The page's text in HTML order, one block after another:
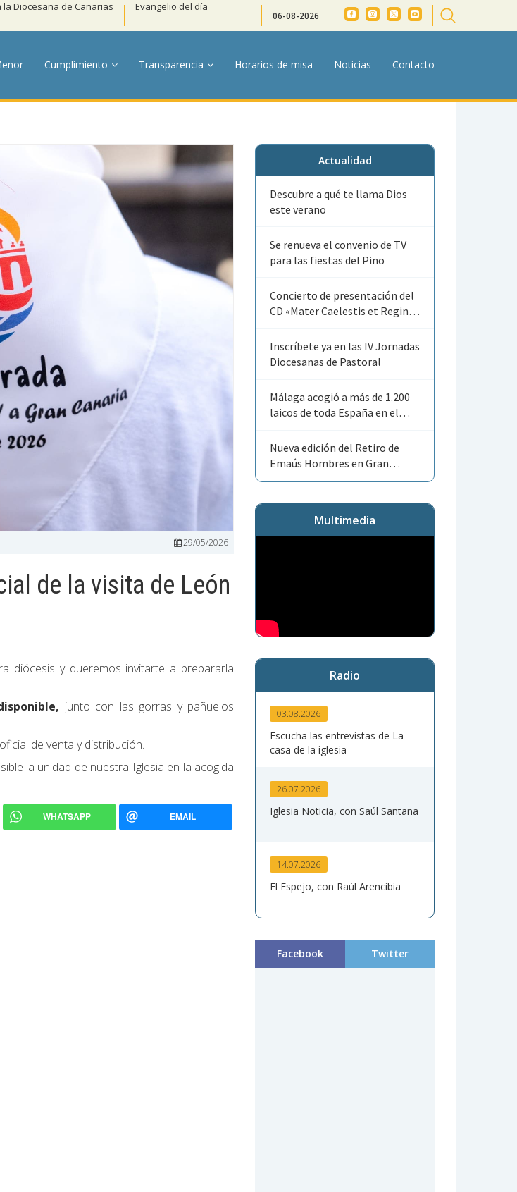
la Diocesana de Canarias Evangelio del día
06-08-2026
Cumplimiento Transparencia Horarios de misa Noticias Contacto
29/05/2026
de la visita de León
diócesis y queremos invitarte a prepararla
junto con las gorras y pañuelos
de venta y distribución.
la unidad de nuestra Iglesia en la acogida
WHATSAPP EMAIL
Actualidad
Descubre a qué te llama Dios
este verano
Se renueva el convenio de TV
para las fiestas del Pino
Concierto de presentación del
CD «Mater Caelestis et Regina
Inscríbete ya en las IV Jornadas
Diocesanas de Pastoral
Málaga acogió a más de 1.200
laicos de toda España en el
Nueva edición del Retiro de
Emaús Hombres en Gran
Canaria
Multimedia
Radio
03.08.2026
Escucha las entrevistas de La
casa de la iglesia
26.07.2026
Iglesia Noticia, con Saúl Santana
14.07.2026
El Espejo, con Raúl Arencibia
Facebook Twitter